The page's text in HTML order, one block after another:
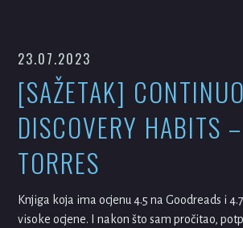
23.07.2023
[SAŽETAK]
DISCOVERY HABITS
TORRES
Knjiga koja ima ocjenu 4.5 na Goodreads i
visoke ocjene. I nakon što sam pročitao,